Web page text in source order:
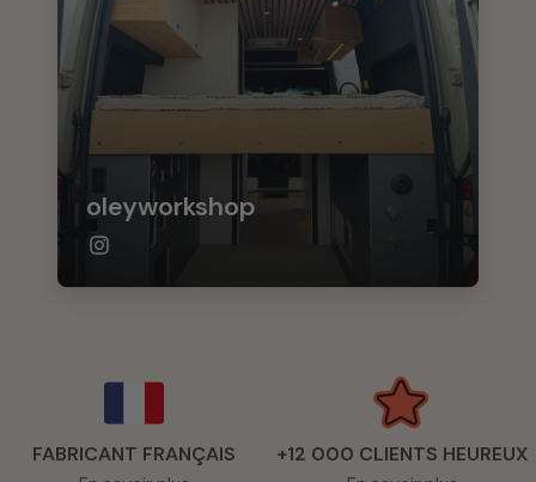
oleyworkshop
FABRICANT FRANÇAIS +12 000 CLIENTS HEUREUX